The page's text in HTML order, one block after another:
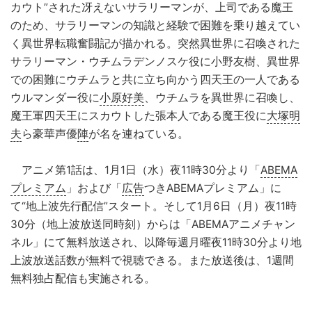
カウト”された冴えないサラリーマンが、上司である魔王
のため、サラリーマンの知識と経験で困難を乗り越えてい
く異世界転職奮闘記が描かれる。突然異世界に召喚された
サラリーマン・ウチムラデンノスケ役に小野友樹、異世界
での困難にウチムラと共に立ち向かう四天王の一人である
ウルマンダー役に小原好美、ウチムラを異世界に召喚し、
魔王軍四天王にスカウトした張本人である魔王役に大塚明
夫ら豪華声優陣が名を連ねている。
アニメ第1話は、1月1日（水）夜11時30分より「 ABEMA
プレミアム 」および「 広告つきABEMAプレミアム」に
て“地上波先行配信”スタート。そして1月6日（月）夜11時
30分（地上波放送同時刻）からは「ABEMAアニメチャン
ネル」にて無料放送され、以降毎週月曜夜11時30分より地
上波放送話数が無料で視聴できる。また放送後は、1週間
無料独占配信も実施される。